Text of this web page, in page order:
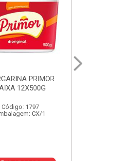
PRIMOR CX
24X250G
Código: 1921
CX/1